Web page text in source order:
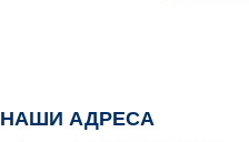
НАШИ АДРЕСА